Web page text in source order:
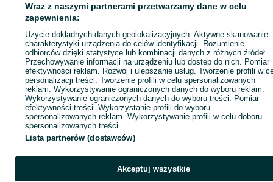
Zadzwoń / SMS
Wraz z naszymi partnerami przetwarzamy dane w celu
zapewnienia:
Użycie dokładnych danych geolokalizacyjnych. Aktywne skanowanie
charakterystyki urządzenia do celów identyfikacji. Rozumienie
odbiorców dzięki statystyce lub kombinacji danych z różnych źródeł.
Przechowywanie informacji na urządzeniu lub dostęp do nich. Pomiar
efektywności reklam. Rozwój i ulepszanie usług. Tworzenie profili w
personalizacji treści. Tworzenie profili w celu spersonalizowanych
reklam. Wykorzystywanie ograniczonych danych do wyboru reklam.
Wykorzystywanie ograniczonych danych do wyboru treści. Pomiar
efektywności treści. Wykorzystanie profili do wyboru
spersonalizowanych reklam. Wykorzystywanie profili w celu doboru
spersonalizowanych treści.
Lista partnerów (dostawców)
Akceptuj wszystkie